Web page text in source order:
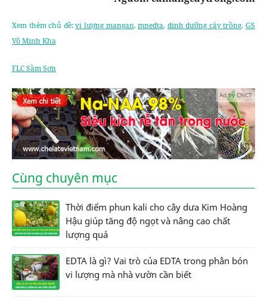
Xem thêm chủ đề:vi lượng mangan,mnedta, dinh dưỡng cây trồng,GS
Võ Minh Kha
FLC Sầm Sơn
Ad by CNCT
Cùng chuyên mục
Thời điểm phun kali cho cây dưa Kim Hoàng
Hậu giúp tăng độ ngọt và nâng cao chất
lượng quả
EDTA là gì? Vai trò của EDTA trong phân bón
vi lượng mà nhà vườn cần biết